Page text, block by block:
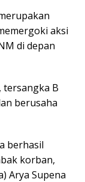
aksi
di depan
tersangka B
berusaha
berhasil
korban,
Arya Supena